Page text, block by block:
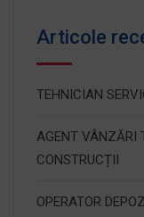
Articole
TEHNICIAN
AGENT VÂNZĂRI
CONSTRUCȚII
OPERATOR